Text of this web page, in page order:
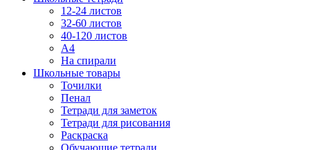
12-24 листов
32-60 листов
40-120 листов
A4
На спирали
Школьные товары
Точилки
Пенал
Тетради для заметок
Тетради для рисования
Раскраска
Обучающие тетради